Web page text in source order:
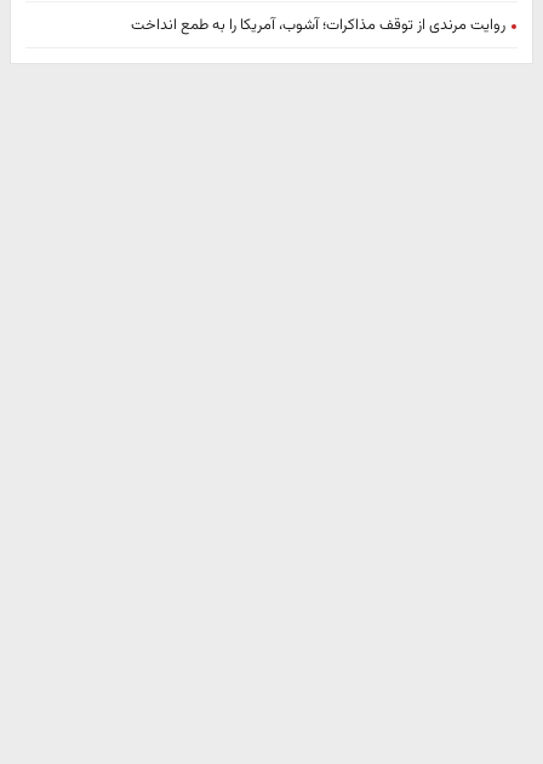
روایت مرندی از توقف مذاکرات؛ آشوب، آمریکا را به طمع انداخت